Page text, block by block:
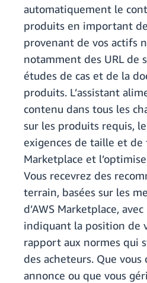
automatiquement le
produits en important
provenant de vos actifs
notamment des URL de
études de cas et de la
produits. L’assistant
contenu dans tous les
sur les produits requis,
exigences de taille et de
Marketplace et
Vous recevrez des
terrain, basées sur les
d’AWS Marketplace,
indiquant la position de
rapport aux normes qui
des acheteurs. Que
annonce ou que vous